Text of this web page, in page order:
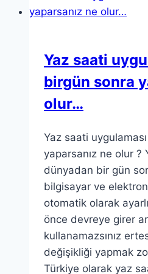
Yaz saati
birgün sonra
olur…
Yaz saati
yaparsanız ne olur ?
dünyadan bir gün
bilgisayar ve
otomatik olarak
önce devreye girer
kullanamazsınız
değişikliği yapmak
Türkiye olarak yaz